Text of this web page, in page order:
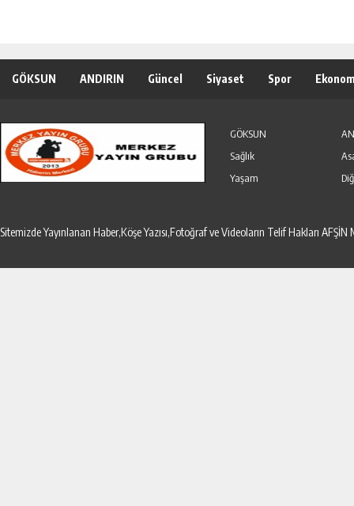
GÖKSUN ANDIRIN Güncel Siyaset Spor
GÖKSUN
Sağlık
Yaşam
Sitemizde Yayınlanan Haber,Köşe Yazısı,Fotoğraf ve Videoların Telif Hakları